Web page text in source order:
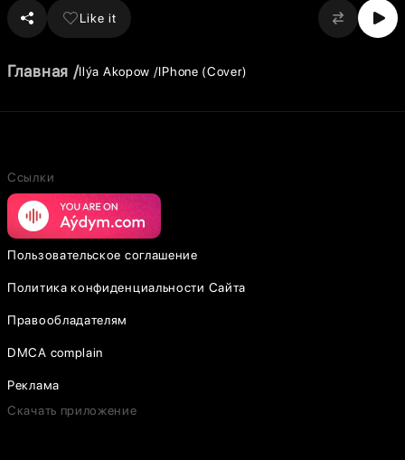
Like it
Главная Ilýa Akopow IPhone (Cover)
Ссылки
Пользовательское соглашение
Политика конфиденциальности Сайта
Правообладателям
DMCA complain
Реклама
Скачать приложение